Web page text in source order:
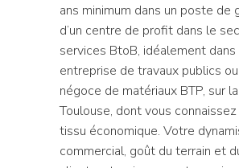
ans minimum dans un poste de
d’un centre de profit dans le
services BtoB, idéalement dans
entreprise de travaux publics
négoce de matériaux BTP, sur
Toulouse, dont vous
tissu économique. Votre
commercial, goût du terrain et